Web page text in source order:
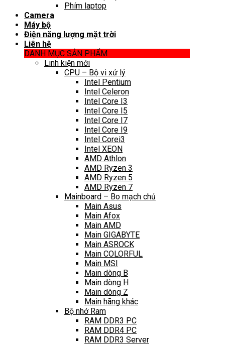
Phím laptop
Camera
Máy bộ
Điện năng lượng mặt trời
Liên hệ
DANH MỤC SẢN PHẨM
Linh kiện mới
CPU – Bộ vi xử lý
Intel Pentium
Intel Celeron
Intel Core I3
Intel Core I5
Intel Core I7
Intel Core I9
Intel Corei3
Intel XEON
AMD Athlon
AMD Ryzen 3
AMD Ryzen 5
AMD Ryzen 7
Mainboard – Bo mạch chủ
Main Asus
Main Afox
Main AMD
Main GIGABYTE
Main ASROCK
Main COLORFUL
Main MSI
Main dòng B
Main dòng H
Main dòng Z
Main hãng khác
Bộ nhớ Ram
RAM DDR3 PC
RAM DDR4 PC
RAM DDR3 Server